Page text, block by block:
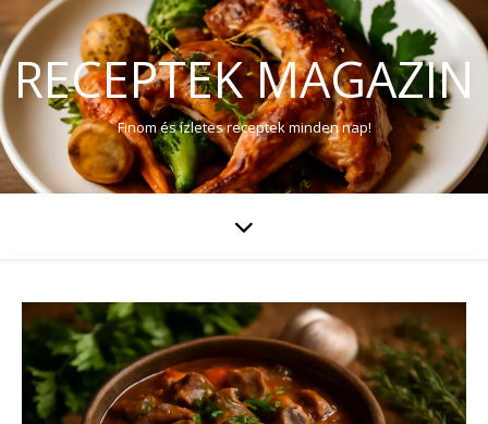
RECEPTEK MAGAZIN
Finom és ízletes receptek minden nap!